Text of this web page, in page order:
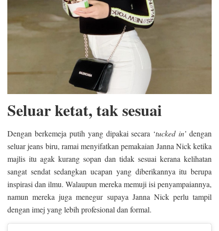
Seluar ketat, tak sesuai
Dengan berkemeja putih yang dipakai secara ‘tucked in’ dengan
seluar jeans biru, ramai menyifatkan pemakaian Janna Nick ketika
majlis itu agak kurang sopan dan tidak sesuai kerana kelihatan
sangat sendat sedangkan ucapan yang diberikannya itu berupa
inspirasi dan ilmu. Walaupun mereka memuji isi penyampaiannya,
namun mereka juga menegur supaya Janna Nick perlu tampil
dengan imej yang lebih profesional dan formal.